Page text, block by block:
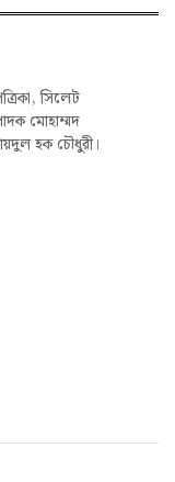
সিলেট
মোহাম্মদ
হক চৌধুরী।